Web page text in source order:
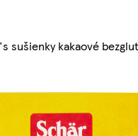
sušienky kakaové